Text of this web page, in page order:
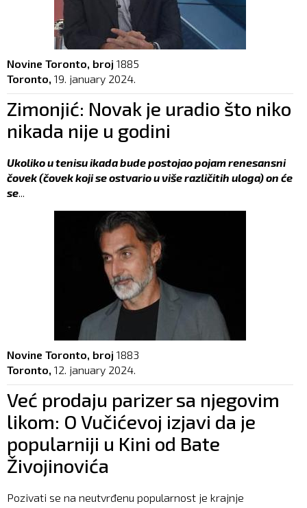
Novine Toronto, broj 1885
Toronto, 19. january 2024.
Zimonjić: Novak je uradio što niko
nikada nije u godini
Ukoliko u tenisu ikada bude postojao pojam renesansni
čovek (čovek koji se ostvario u više različitih uloga) on će
se
Novine Toronto, broj 1883
Toronto, 12. january 2024.
Već prodaju parizer sa njegovim
likom: O Vučićevoj izjavi da je
popularniji u Kini od Bate
Živojinovića
Pozivati se na neutvrđenu popularnost je krajnje